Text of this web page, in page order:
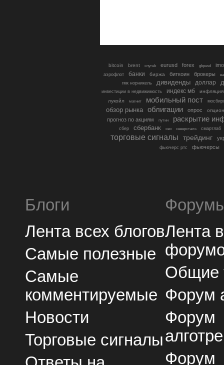
bitcoin brent cnyrub eurusd forex gbpusd
аэрофлот банки биржа биткоин брокеры
гмк норникель
дивиденды доллар
инвестиции в недвижимость индекс мб
инфляция
лукойл
магнит мобильный пост
обзор рынка облигации опрос
прогноз по акциям путин раскрытие
сбер сбербанк сво северсталь смартлаб
торговые сигналы трейдинг
фьючерс ртс фьючерсы
Блоги
Лента всех блогов
Самые полезные
Самые
комментируемые
Новости
Торговые сигналы
Лента
Общие
Форум
Форум
Форум